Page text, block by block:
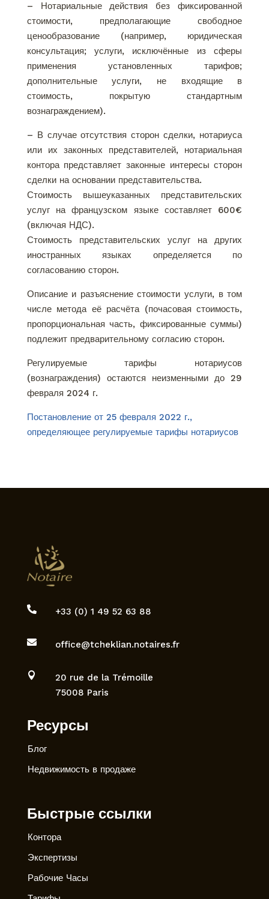
– Нотариальные действия без фиксированной
стоимости, предполагающие свободное
ценообразование (например, юридическая
консультация; услуги, исключённые из сферы
применения установленных тарифов;
дополнительные услуги, не входящие в
стоимость, покрытую стандартным
вознаграждением).
– В случае отсутствия сторон сделки, нотариуса
или их законных представителей, нотариальная
контора представляет законные интересы сторон
сделки на основании представительства.
Стоимость вышеуказанных представительских
услуг на французском языке составляет 600€
(включая НДС).
Стоимость представительских услуг на других
иностранных языках определяется по
согласованию сторон.
Описание и разъяснение стоимости услуги, в том
числе метода её расчёта (почасовая стоимость,
пропорциональная часть, фиксированные суммы)
подлежит предварительному согласию сторон.
Регулируемые тарифы нотариусов
(вознаграждения) остаются неизменными до 29
февраля 2024 г.
Постановление от 25 февраля 2022 г.,
определяющее регулируемые тарифы нотариусов
 +33 (0) 1 49 52 63 88
 office@tcheklian.notaires.fr

20 rue de la Trémoille
75008 Paris
Ресурсы
Блог
Недвижимость в продаже
Быстрые ссылки
Контора
Экспертизы
Рабочие Часы